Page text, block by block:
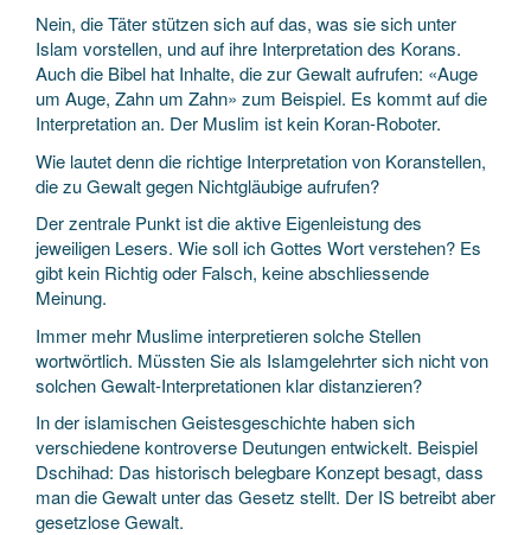
Nein, die Täter stützen sich auf das, was sie sich unter
Islam vorstellen, und auf ihre Interpretation des Korans.
Auch die Bibel hat Inhalte, die zur Gewalt aufrufen: «Auge
um Auge, Zahn um Zahn» zum Beispiel. Es kommt auf die
Interpretation an. Der Muslim ist kein Koran-Roboter.
Wie lautet denn die richtige Interpretation von Koranstellen,
die zu Gewalt gegen Nichtgläubige aufrufen?
Der zentrale Punkt ist die aktive Eigenleistung des
jeweiligen Lesers. Wie soll ich Gottes Wort verstehen? Es
gibt kein Richtig oder Falsch, keine abschliessende
Meinung.
Immer mehr Muslime interpretieren solche Stellen
wortwörtlich. Müssten Sie als Islamgelehrter sich nicht von
solchen Gewalt-Interpretationen klar distanzieren?
In der islamischen Geistesgeschichte haben sich
verschiedene kontroverse Deutungen entwickelt. Beispiel
Dschihad: Das historisch belegbare Konzept besagt, dass
man die Gewalt unter das Gesetz stellt. Der IS betreibt aber
gesetzlose Gewalt.